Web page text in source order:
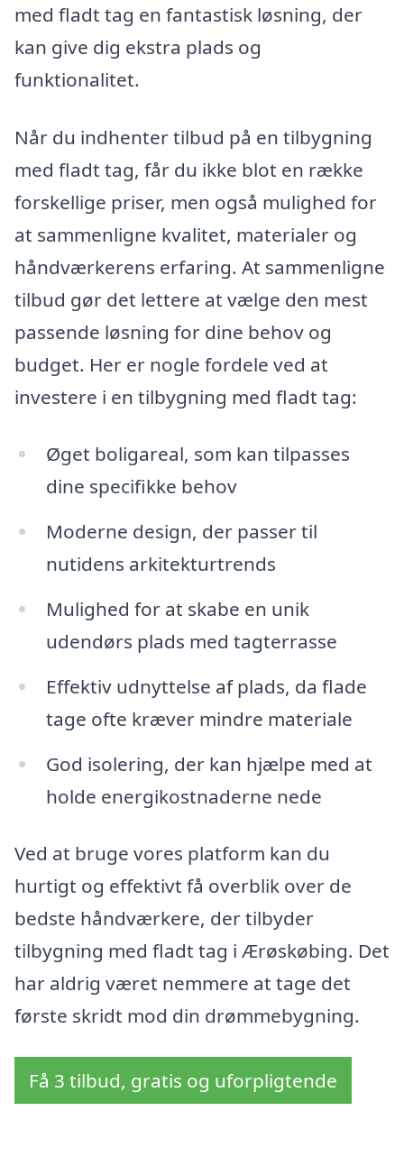
med fladt tag en fantastisk løsning, der
kan give dig ekstra plads og
funktionalitet.
Når du indhenter tilbud på en tilbygning
med fladt tag, får du ikke blot en række
forskellige priser, men også mulighed for
at sammenligne kvalitet, materialer og
håndværkerens erfaring. At sammenligne
tilbud gør det lettere at vælge den mest
passende løsning for dine behov og
budget. Her er nogle fordele ved at
investere i en tilbygning med fladt tag:
Øget boligareal, som kan tilpasses
dine specifikke behov
Moderne design, der passer til
nutidens arkitekturtrends
Mulighed for at skabe en unik
udendørs plads med tagterrasse
Effektiv udnyttelse af plads, da flade
tage ofte kræver mindre materiale
God isolering, der kan hjælpe med at
holde energikostnaderne nede
Ved at bruge vores platform kan du
hurtigt og effektivt få overblik over de
bedste håndværkere, der tilbyder
tilbygning med fladt tag i Ærøskøbing. Det
har aldrig været nemmere at tage det
første skridt mod din drømmebygning.
Få 3 tilbud, gratis og uforpligtende